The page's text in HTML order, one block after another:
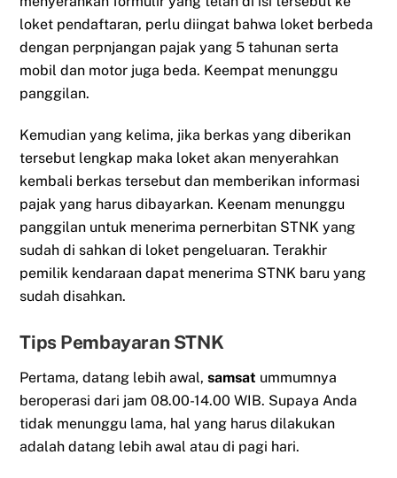
loket pendaftaran, perlu diingat bahwa loket berbeda
dengan perpnjangan pajak yang 5 tahunan serta
mobil dan motor juga beda. Keempat menunggu
panggilan.
Kemudian yang kelima, jika berkas yang diberikan
tersebut lengkap maka loket akan menyerahkan
kembali berkas tersebut dan memberikan informasi
pajak yang harus dibayarkan. Keenam menunggu
panggilan untuk menerima pernerbitan STNK yang
sudah di sahkan di loket pengeluaran. Terakhir
pemilik kendaraan dapat menerima STNK baru yang
sudah disahkan.
Tips Pembayaran STNK
Pertama, datang lebih awal,samsat ummumnya
beroperasi dari jam 08.00-14.00 WIB. Supaya Anda
tidak menunggu lama, hal yang harus dilakukan
adalah datang lebih awal atau di pagi hari.